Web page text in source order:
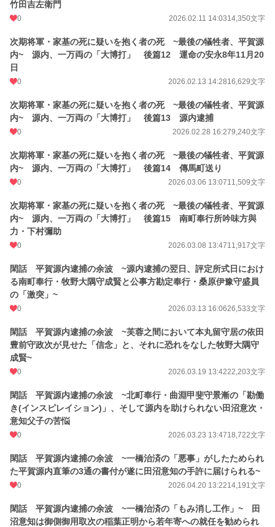
竹田吉左衛門
0 2026.02.11 14:0314,350文字
次期将軍・家基の死に疑いを抱く者の死 ~最後の犠牲者、平賀源
内~ 源内、一万両の「大博打」 後篇12 運命の安永8年11月20
日
0 2026.02.13 14:2816,629文字
次期将軍・家基の死に疑いを抱く者の死 ~最後の犠牲者、平賀源
内~ 源内、一万両の「大博打」 後篇13 源内逮捕
0 2026.02.28 16:279,240文字
次期将軍・家基の死に疑いを抱く者の死 ~最後の犠牲者、平賀源
内~ 源内、一万両の「大博打」 後篇14 傳馬町送り
0 2026.03.06 13:0711,509文字
次期将軍・家基の死に疑いを抱く者の死 ~最後の犠牲者、平賀源
内~ 源内、一万両の「大博打」 後篇15 南町奉行所吟味方與
力・下村彌助
0 2026.03.08 13:4711,917文字
閑話 平賀源内逮捕の余波 ~源内逮捕の翌日、評定所式日におけ
る南町奉行・牧野大隅守成賢と公事方勘定奉行・桑原伊豫守盛員
の「激突」~
0 2026.03.13 16:0626,533文字
閑話 平賀源内逮捕の余波 ~芙蓉之間において本丸留守居の依田
豊前守政次が見せた「信念」と、それに恐れをなした牧野大隅守
成賢~
0 2026.03.19 13:4222,203文字
閑話 平賀源内逮捕の余波 ~北町奉行・曲淵甲斐守景漸の「勘働
き(インスピレイション)」、そして源内を助けられない田沼意次・
意知父子の苦悩
0 2026.03.23 13:4718,722文字
閑話 平賀源内逮捕の余波 ~一橋治済の「悪事」がしたためられ
た平賀源内直筆の3通の書付が遂に田沼意知の手許に届けられる~
0 2026.04.20 13:2214,191文字
閑話 平賀源内逮捕の余波 ~一橋治済の「もみ消し工作」~ 田
沼意知は御側御用取次の稲葉正明から若年寄への就任を勧められ